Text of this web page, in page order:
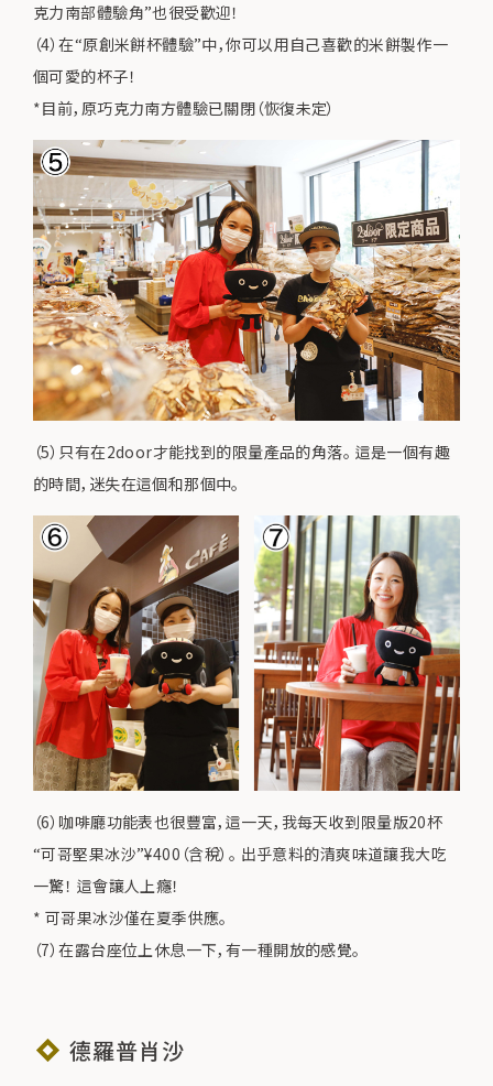
克力南部體驗角”也很受歡迎！
（4）在“原創米餅杯體驗”中，你可以用自己喜歡的米餅製作一
個可愛的杯子！
*目前，原巧克力南方體驗已關閉（恢復未定）
（5）只有在2door才能找到的限量產品的角落。 這是一個有趣
的時間，迷失在這個和那個中。
（6）咖啡廳功能表也很豐富，這一天，我每天收到限量版20杯
“可哥堅果冰沙”¥400（含稅）。 出乎意料的清爽味道讓我大吃
一驚！ 這會讓人上癮！
* 可哥果冰沙僅在夏季供應。
（7）在露台座位上休息一下，有一種開放的感覺。
德羅普肖沙